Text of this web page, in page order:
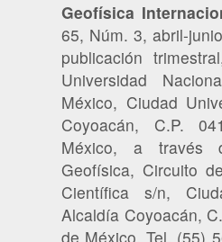
Geofísica
65, Núm. 3, abril-
publicación
Universidad
México, Ciudad
Coyoacán, C.P.
México, a través
Geofísica, Circuito
Científica s/n,
Alcaldía Coyoacán,
de México, Tel. (55)